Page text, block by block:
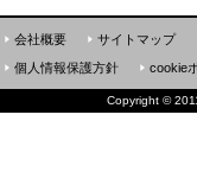
会社概要 サイトマップ
個人情報保護方針
cookie
Copyright ©